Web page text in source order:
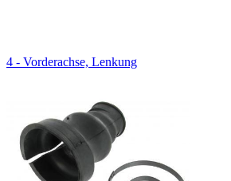
4 - Vorderachse, Lenkung